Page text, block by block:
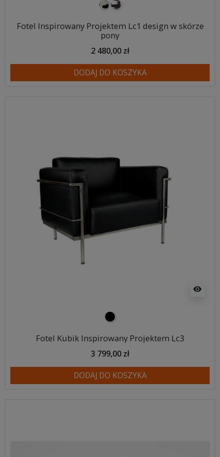
pony biało-czarne
pony biało-brązowe
Fotel Inspirowany Projektem Lc1 design w skórze
pony
2 480,00 zł
DODAJ DO KOSZYKA
visibility
czarny
Fotel Kubik Inspirowany Projektem Lc3
3 799,00 zł
DODAJ DO KOSZYKA